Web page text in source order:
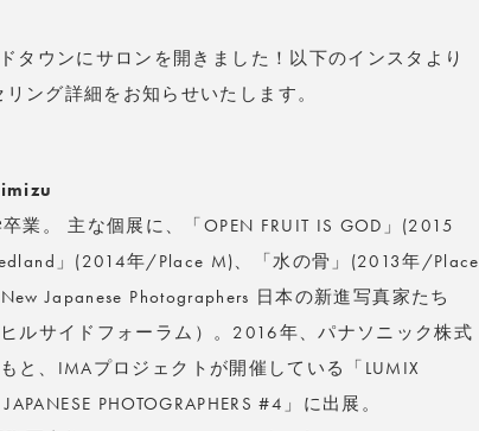
タウンにサロンを開きました！以下のインスタより
ング詳細をお知らせいたします。
業。 主な個展に、「OPEN FRUIT IS GOD」(2015
」(2014年/Place M)、「水の骨」(2013年/Place
Japanese Photographers 日本の新進写真家たち
ルサイドフォーラム）。2016年、パナソニック株式
と、IMAプロジェクトが開催している「LUMIX
PHOTOGRAPHERS #4」に出展。